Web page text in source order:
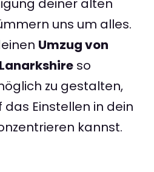
deiner alten
uns um alles.
Umzug von
so
zu gestalten,
Einstellen in dein
kannst.